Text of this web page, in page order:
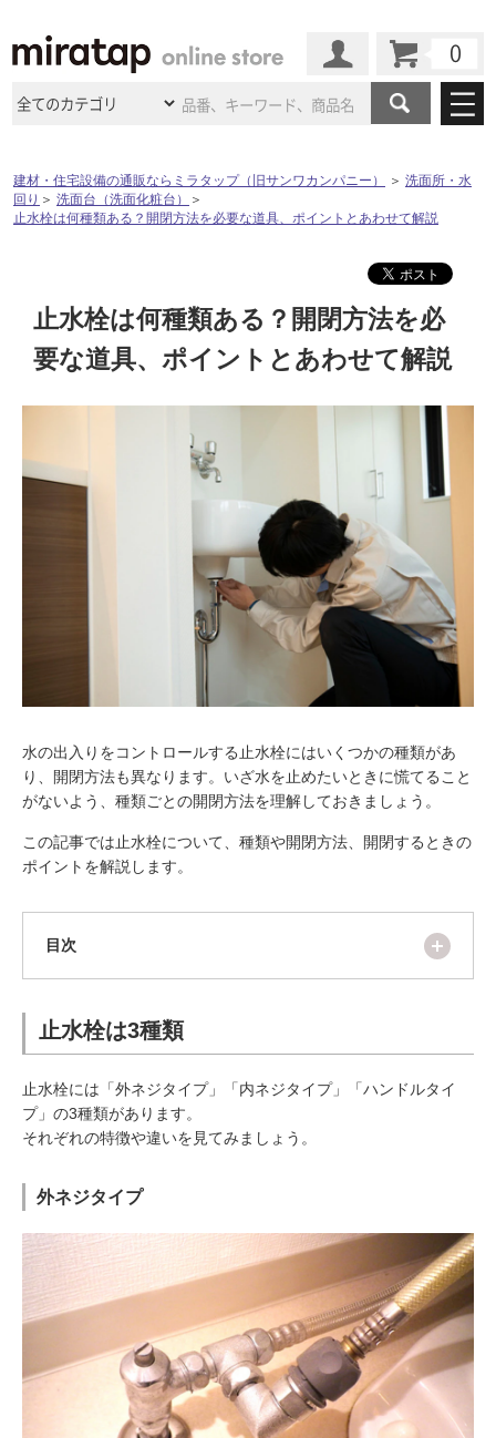
商品カテゴリ
洗面所・水回り タイル
浴室（風呂・バスルー
ム）・トイレ
ドア（扉）・建具・玄関
扉
エクステリア（外構）
フローリング・
収納 インテリア・家具
ペット用品
パネル・壁材
天然石・石材
メンテナンス・施工材 新商品
施工事例
法人案件納入事例
ミラタップのあるくらし お客様訪問インタビュー
ショールームのご案内 東京ショールーム
大阪ショールーム 仙台ショールーム
ショールーム
福岡ショールーム
ショールー
ム
ショールー
ウェルビーみのお HDC
BOX
サポート
ご利用ガイド 初めての方へ
よくある質問 お問い合わせ
クレーム公開
水まわり3年保証
住まいの
スタイリング
アイデア
チャンネル
オンライン相談
その他サービス
創る家
ASOLIE
Coziコンシ
最高のリノベ会社が
リノベりす
建材・住宅設備の通販ならミラタップ（旧サンワカンパニー） ＞ 洗面所・水
回り ＞ 洗面台（洗面化粧台）
＞
止水栓は何種類ある？開閉方法を必要な道具、ポイントとあわせて解説
止水栓は何種類ある？開閉方法を必
要な道具、ポイントとあわせて解説
水の出入りをコントロールする止水栓にはいくつかの種類があ
り、開閉方法も異なります。いざ水を止めたいときに慌てること
がないよう、種類ごとの開閉方法を理解しておきましょう。
この記事では止水栓について、種類や開閉方法、開閉するときの
ポイントを解説します。
目次
止水栓は3種類
止水栓には「外ネジタイプ」「内ネジタイプ」「ハンドルタイ
プ」の3種類があります。
それぞれの特徴や違いを見てみましょう。
外ネジタイプ